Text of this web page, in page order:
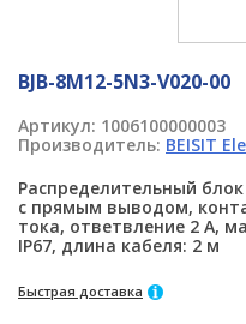
BJB-8M12-5N3-V020-00
Артикул: 1006100000003
Производитель: BEISIT
Распределительный
с прямым выводом,
тока, ответвление 2 А,
IP67, длина кабеля: 2 м
Быстрая доставка